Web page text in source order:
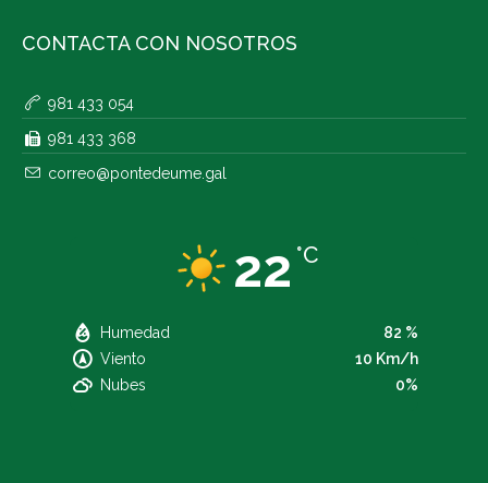
CONTACTA CON NOSOTROS
981 433 054
981 433 368
correo@pontedeume.gal
22 °C
Humedad
82 %
Viento
10 Km/h
Nubes
0%